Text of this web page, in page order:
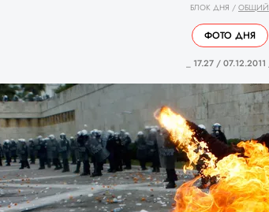
БЛОК ДНЯ / ОБЩИЙ
ФОТО ДНЯ
_ 17.27 / 07.12.2011 _